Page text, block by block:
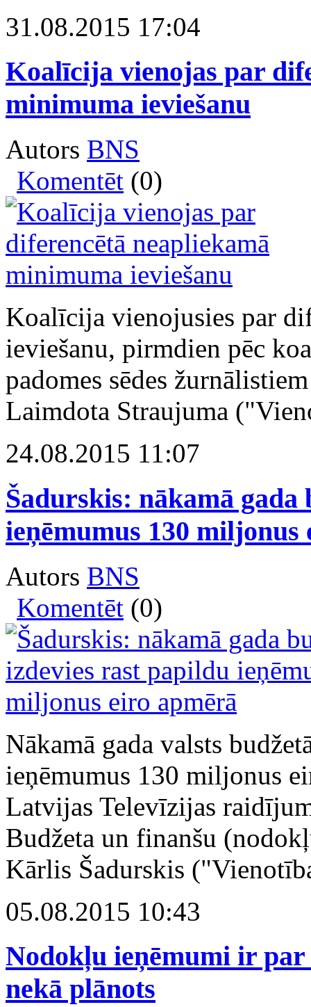
31.08.2015 17:04
Koalīcija vienojas par
minimuma ieviešanu
Autors BNS
Komentēt (0)
Koalīcija vienojusies par
ieviešanu, pirmdien pēc
padomes sēdes
Laimdota Straujuma
24.08.2015 11:07
Šadurskis: nākamā
ieņēmumus 130 miljonus
Autors BNS
Komentēt (0)
Nākamā gada valsts
ieņēmumus 130 miljonus
Latvijas Televīzijas
Budžeta un finanšu
Kārlis Šadurskis
05.08.2015 10:43
Nodokļu ieņēmumi ir
nekā plānots